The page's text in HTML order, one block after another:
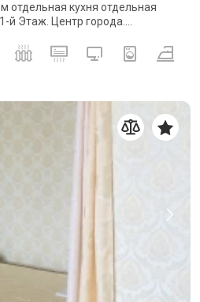
отдельная кухня отдельная
й Этаж. Центр города....